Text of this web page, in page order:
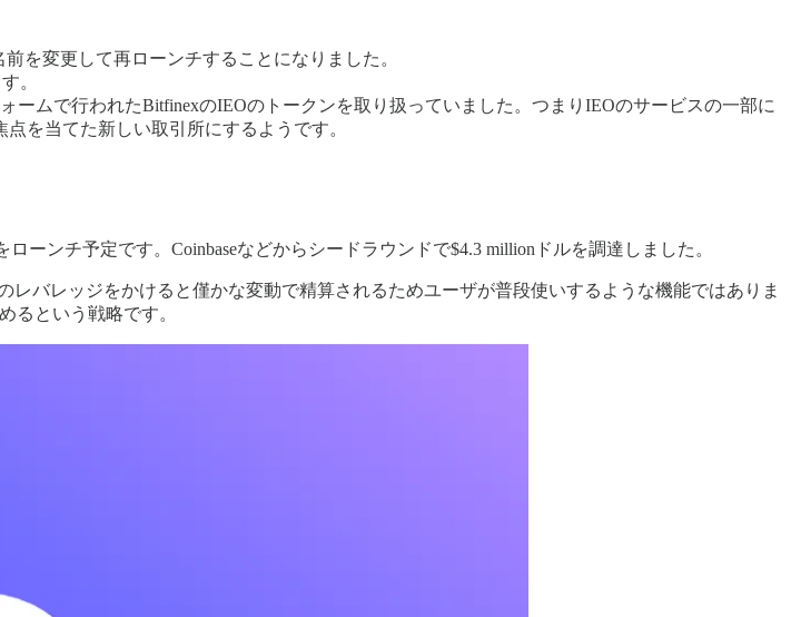
を変更して再ローンチすることになりました。
。
ームで行われたBitfinexのIEOのトークンを取り扱っていました。つまりIEOのサービスの一部に
を当てた新しい取引所にするようです。
ーンチ予定です。Coinbaseなどからシードラウンドで$4.3 millionドルを調達しました。
バレッジをかけると僅かな変動で精算されるためユーザが普段使いするような機能ではありま
るという戦略です。